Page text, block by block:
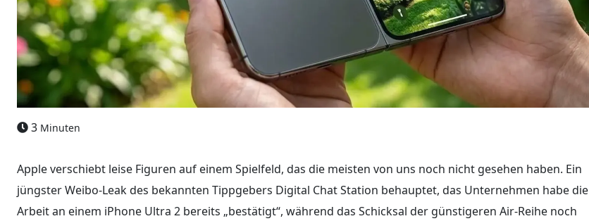
3 Minuten
Apple verschiebt leise Figuren auf einem Spielfeld, das die meisten von uns noch nicht gesehen haben. Ein
jüngster Weibo-Leak des bekannten Tippgebers Digital Chat Station behauptet, das Unternehmen habe die
Arbeit an einem iPhone Ultra 2 bereits „bestätigt“, während das Schicksal der günstigeren Air-Reihe noch